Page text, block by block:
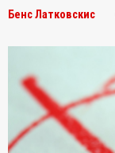
Бенс Латковскис